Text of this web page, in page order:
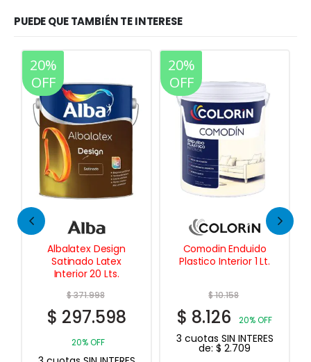
PUEDE QUE TAMBIÉN TE INTERESE
20%
OFF
Comodin Enduido
Plastico Interior 1 Lt.
$10.158
$8.126 20% OFF
3 cuotas SIN INTERES
de:$2.709
20%
OFF
Fondo Blanco p/
Maderas Alta
$14.178
$11.342 20% OFF
3 cuotas SIN INTERES
de:$ 3.781